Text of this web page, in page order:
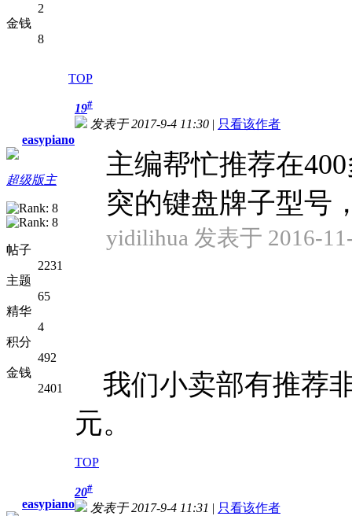
2
金钱
8
TOP
easypiano
超级版主
帖子
2231
主题
65
精华
4
积分
492
金钱
2401
19#
发表于 2017-9-4 11:30 | 只看该作者
主编帮忙推荐在
突的键盘牌子型号
yidilihua 发表于 2016-
我们小卖部有推荐
元。
TOP
easypiano
20#
发表于 2017-9-4 11:31 | 只看该作者